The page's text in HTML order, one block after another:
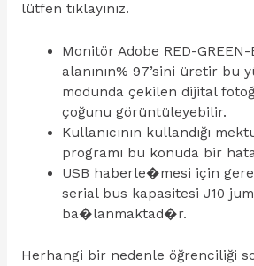
lütfen tıklayınız.
Monitör Adobe RED-
alanının% 97’sini üretir bu
modunda çekilen dijital
çoğunu görüntüleyebilir.
Kullanıcının kullandığı
programı bu konuda bir
USB haberle�mesi için
serial bus kapasitesi J10
ba�lanmaktad�r.
Herhangi bir nedenle öğrenciliği